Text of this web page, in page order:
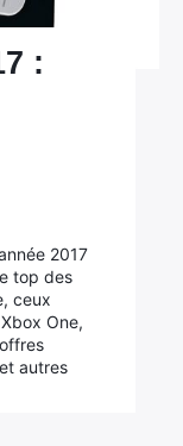
:
2017
top des
ceux
One,
autres